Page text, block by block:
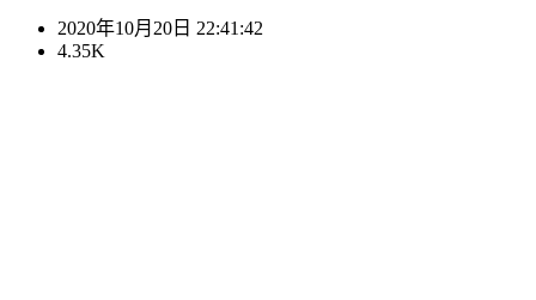
2020年10月20日 22:41:42
4.35K